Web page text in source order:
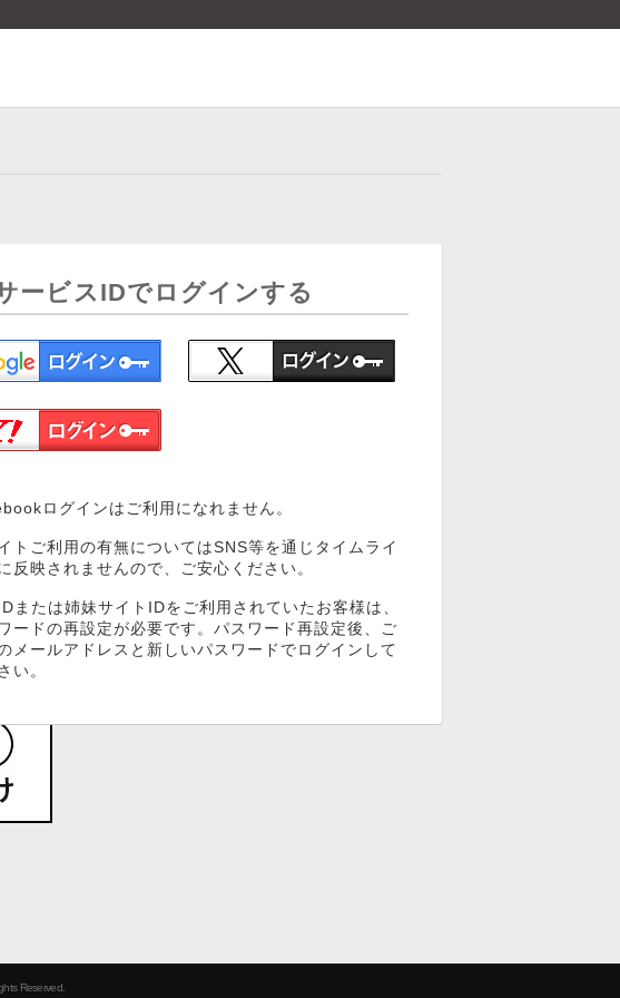
ービスIDでログインする
ログインはご利用になれません。
トご利用の有無についてはSNS等を通じタイムライ
反映されませんので、ご安心ください。
または姉妹サイトIDをご利用されていたお客様は、
ードの再設定が必要です。パスワード再設定後、ご
メールアドレスと新しいパスワードでログインして
い。
Reserved.